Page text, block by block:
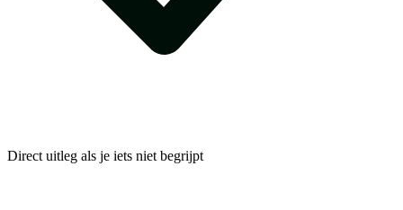
Direct uitleg als je iets niet begrijpt